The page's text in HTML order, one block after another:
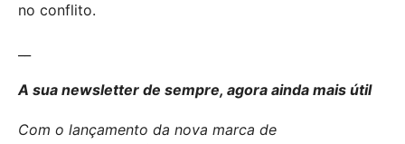
no conflito.
A sua newsletter de sempre, agora ainda mais útil
Com o lançamento da nova marca de